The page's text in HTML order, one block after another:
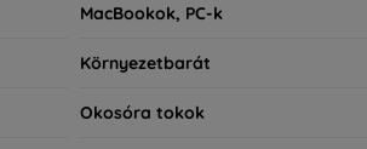
MacBookok, PC-k
Környezetbarát
Okosóra tokok